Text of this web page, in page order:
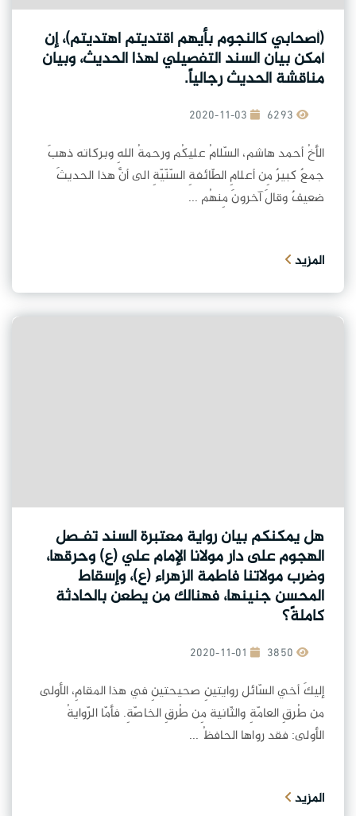
(أصحابي كالنجوم بأيهم اقتديتم اهتديتم)، إن
أمكن بيان السند التفصيلي لهذا الحديث، وبيان
مناقشة الحديث رجالياً.
2020-11-03
الأخُ أحمد هاشم، السّلامُ عليكُم ورحمةُ اللهِ وبركاته ذهبَ
جمعٌ كبيرٌ مِن أعلامِ الطّائفةِ السّنّيّةِ الى أنَّ هذا الحديثَ
ضعيفٌ وقالَ آخرونَ مِنهُم ...
المزيد
هل يمكنكم بيان رواية معتبرة السند تفـصل
الهجوم على دار مولانا الإمام علي (ع) وحرقها،
وضرب مولاتنا فاطمة الزهراء (ع)، وإسقاط
المحسن جنينها، فهنالك من يطعن بالحادثة
كاملةً؟
2020-11-01
إليكَ أخي السّائل روايتينِ صحيحتينِ في هذا المقامِ، الأولى
من طُرقِ العامّةِ والثّانية مِن طُرقِ الخاصّةِ. فأمّا الرّوايةُ
الأولى: فقد رواها الحافظُ ...
المزيد